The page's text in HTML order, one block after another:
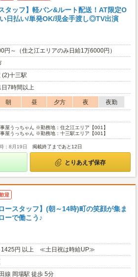
タッフ】軽バン&ルート配送！AT限定O
日払い/単発OK/現金手渡し◎TV出演
円～（住之江エリアのみ日給1万6000円）
(2)十三駅
7時間以上
朝 昼 夕方 夜
夜勤
屋うっちゃん ※勤務地：住之江エリア【001】
屋うっちゃん ※勤務地：十三駅エリア【001】
：8月19日 掲載終了まであと12日
とりあえず保存
迎
ースタッフ】(朝～14時)町の笑顔が集ま
ーで働こう♪
1425円 以上 ≪土日祝は時給UP≫
線 岡場駅 徒歩 5分